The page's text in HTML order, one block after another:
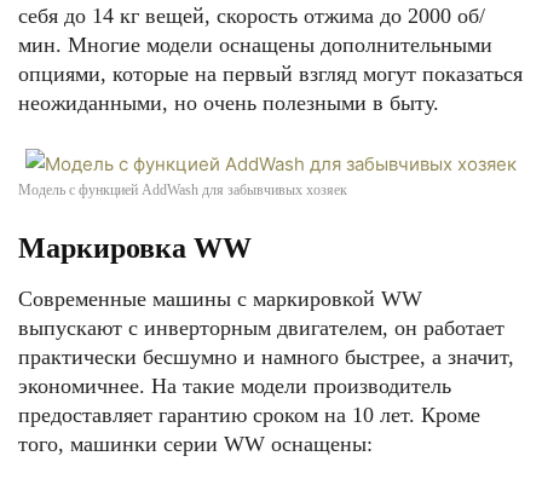
себя до 14 кг вещей, скорость отжима до 2000 об/
мин. Многие модели оснащены дополнительными
опциями, которые на первый взгляд могут показаться
неожиданными, но очень полезными в быту.
Модель с функцией AddWash для забывчивых хозяек
Маркировка WW
Современные машины с маркировкой WW
выпускают с инверторным двигателем, он работает
практически бесшумно и намного быстрее, а значит,
экономичнее. На такие модели производитель
предоставляет гарантию сроком на 10 лет. Кроме
того, машинки серии WW оснащены: